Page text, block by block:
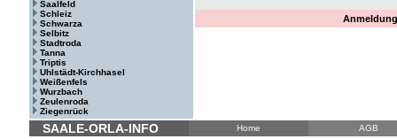
Saalfeld
Schleiz
Schwarza
Selbitz
Stadtroda
Tanna
Triptis
Uhlstädt-Kirchhasel
Weißenfels
Wurzbach
Zeulenroda
Ziegenrück
SAALE-ORLA-INFO Home AGB